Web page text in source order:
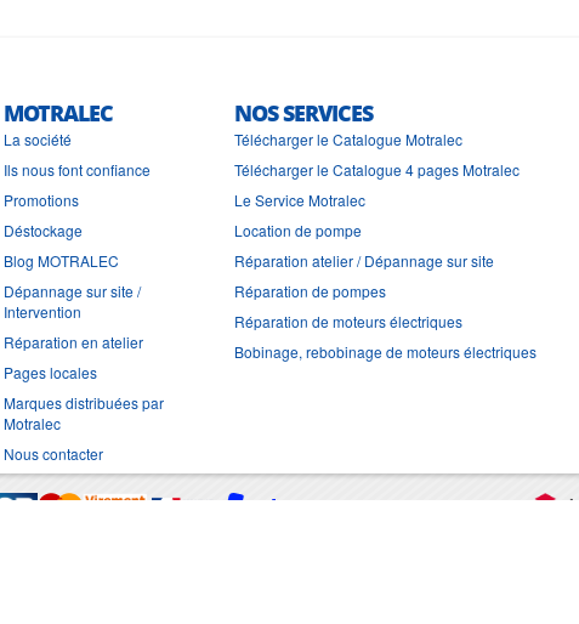
MOTRALEC
La société
Ils nous font confiance
Promotions
Déstockage
Blog MOTRALEC
Dépannage sur site /
Intervention
Réparation en atelier
Pages locales
Marques distribuées par
Motralec
Nous contacter
NOS SERVICES
Télécharger le Catalogue Motralec
Télécharger le Catalogue 4 pages Motralec
Le Service Motralec
Location de pompe
Réparation atelier / Dépannage sur site
Réparation de pompes
Réparation de moteurs électriques
Bobinage, rebobinage de moteurs électriques